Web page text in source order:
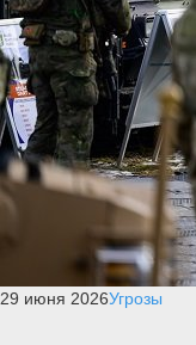
29 июня 2026Угрозы